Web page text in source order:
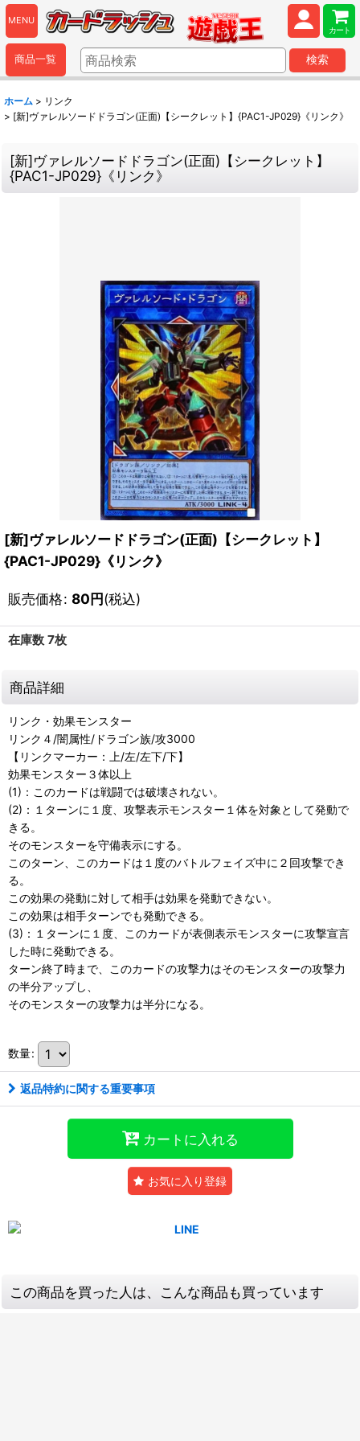
MENU
カート
商品一覧 検索
ホーム > リンク
> [新]ヴァレルソードドラゴン(正面)【シークレット】{PAC1-JP029}《リンク》
[新]ヴァレルソードドラゴン(正面)【シークレット】
{PAC1-JP029}《リンク》
[新]ヴァレルソードドラゴン(正面)【シークレット】
{PAC1-JP029}《リンク》
販売価格: 80円(税込)
在庫数 7枚
商品詳細
リンク・効果モンスター
リンク４/闇属性/ドラゴン族/攻3000
【リンクマーカー：上/左/左下/下】
効果モンスター３体以上
(1)：このカードは戦闘では破壊されない。
(2)：１ターンに１度、攻撃表示モンスター１体を対象として発動で
きる。
そのモンスターを守備表示にする。
このターン、このカードは１度のバトルフェイズ中に２回攻撃でき
る。
この効果の発動に対して相手は効果を発動できない。
この効果は相手ターンでも発動できる。
(3)：１ターンに１度、このカードが表側表示モンスターに攻撃宣言
した時に発動できる。
ターン終了時まで、このカードの攻撃力はそのモンスターの攻撃力
の半分アップし、
そのモンスターの攻撃力は半分になる。
数量:
返品特約に関する重要事項
カートに入れる
お気に入り登録
この商品を買った人は、こんな商品も買っています